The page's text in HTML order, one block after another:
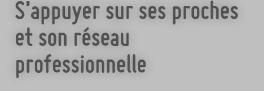
S’appuyer sur ses proches
et son réseau
professionnelle